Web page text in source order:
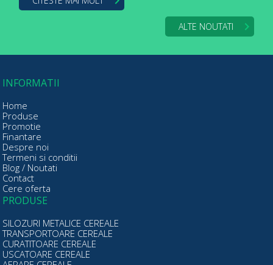
ALTE NOUTATI
INFORMATII
Home
Produse
Promotie
Finantare
Despre noi
Termeni si conditii
Blog / Noutati
Contact
Cere oferta
PRODUSE
SILOZURI METALICE CEREALE
TRANSPORTOARE CEREALE
CURATITOARE CEREALE
USCATOARE CEREALE